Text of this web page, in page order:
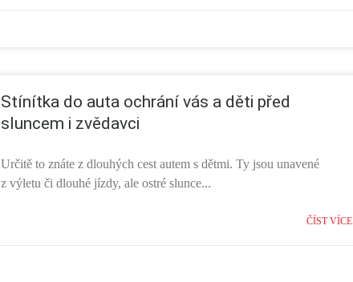
Stínítka do auta ochrání vás a děti před
sluncem i zvědavci
Určitě to znáte z dlouhých cest autem s dětmi. Ty jsou unavené
z výletu či dlouhé jízdy, ale ostré slunce...
ČÍST VÍCE